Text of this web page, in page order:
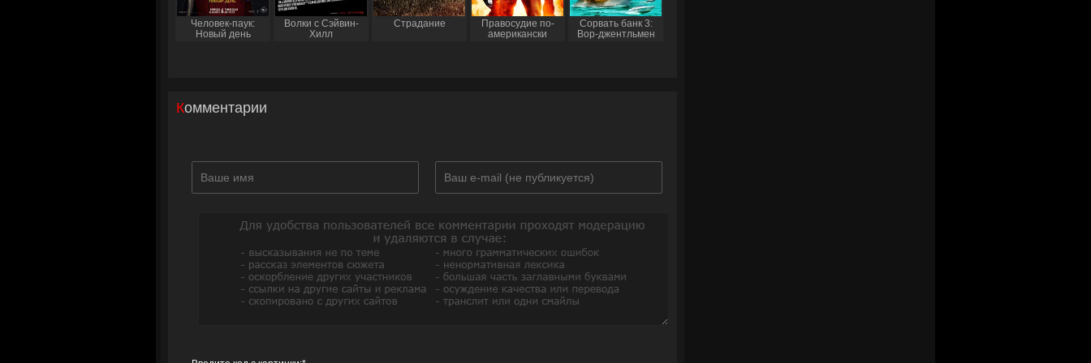
Человек-паук:
Новый день
Волки с Сэйвин-
Хилл
Страдание
Правосудие по-
американски
Сорвать банк 3:
Вор-джентльмен
Комментарии